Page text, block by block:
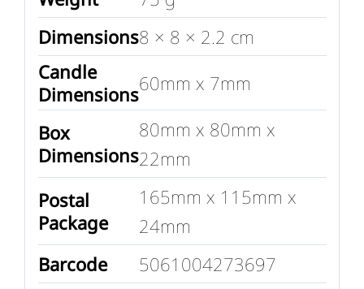
Dimensions8 × 8 × 2.2 cm
Candle
Dimensions60mm x 7mm
Box
Dimensions
80mm x 80mm x
22mm
Postal
Package
165mm x 115mm x
24mm
Barcode
5061004273697